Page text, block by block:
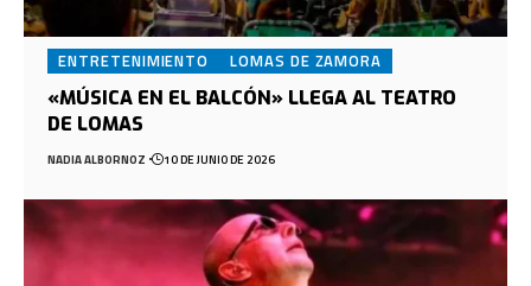
ENTRETENIMIENTO LOMAS DE ZAMORA
«MÚSICA EN EL BALCÓN» LLEGA AL TEATRO
DE LOMAS
NADIA ALBORNOZ 10 DE JUNIO DE 2026